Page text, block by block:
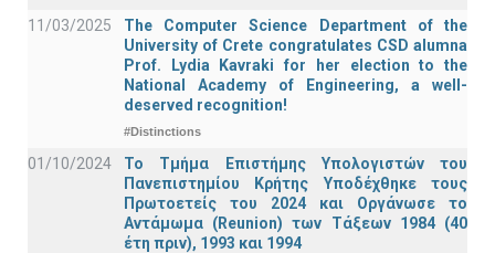
11/03/2025
The Computer Science Department of the
University of Crete congratulates CSD alumna
Prof. Lydia Kavraki for her election to the
National Academy of Engineering, a well-
deserved recognition!
#Distinctions
01/10/2024
Το Τμήμα Επιστήμης Υπολογιστών του
Πανεπιστημίου Κρήτης Υποδέχθηκε τους
Πρωτοετείς του 2024 και Οργάνωσε το
Αντάμωμα (Reunion) των Τάξεων 1984 (40
έτη πριν), 1993 και 1994